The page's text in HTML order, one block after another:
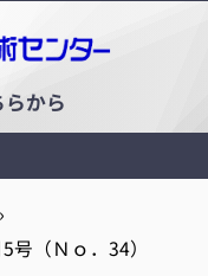
らから
›
（Ｎｏ．34）